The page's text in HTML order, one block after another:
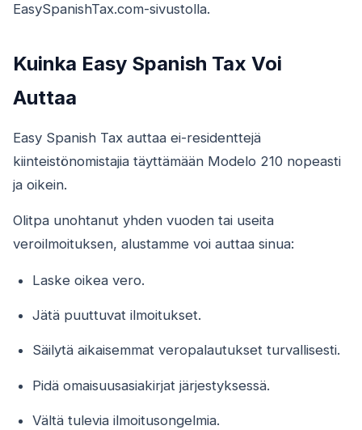
EasySpanishTax.com-sivustolla.
Kuinka Easy Spanish Tax Voi
Auttaa
Easy Spanish Tax auttaa ei-residenttejä
kiinteistönomistajia täyttämään Modelo 210 nopeasti
ja oikein.
Olitpa unohtanut yhden vuoden tai useita
veroilmoituksen, alustamme voi auttaa sinua:
Laske oikea vero.
Jätä puuttuvat ilmoitukset.
Säilytä aikaisemmat veropalautukset turvallisesti.
Pidä omaisuusasiakirjat järjestyksessä.
Vältä tulevia ilmoitusongelmia.